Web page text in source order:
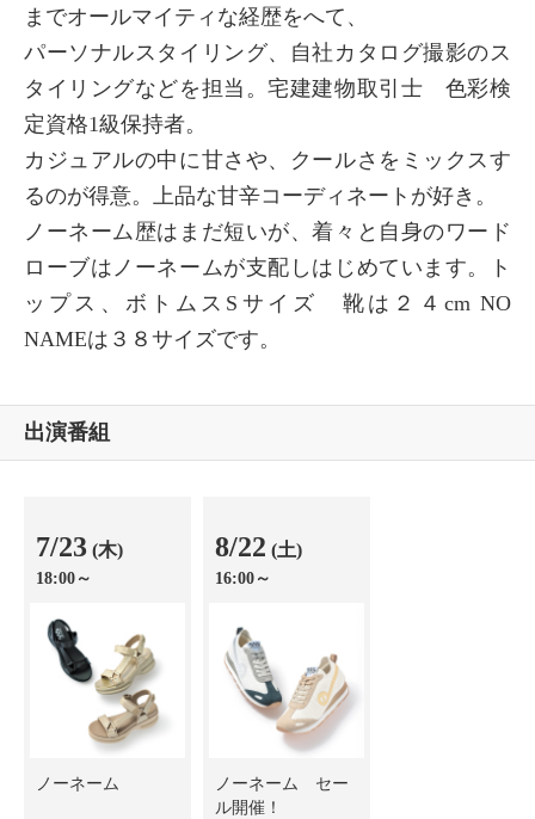
までオールマイティな経歴をへて、
パーソナルスタイリング、自社カタログ撮影のス
タイリングなどを担当。宅建建物取引士 色彩検
定資格1級保持者。
カジュアルの中に甘さや、クールさをミックスす
るのが得意。上品な甘辛コーディネートが好き。
ノーネーム歴はまだ短いが、着々と自身のワード
ローブはノーネームが支配しはじめています。ト
ップス、ボトムスSサイズ 靴は２４cm NO
NAMEは３８サイズです。
出演番組
7/23 (木)
18:00～
ノーネーム
8/22 (土)
16:00～
ノーネーム セー
ル開催！